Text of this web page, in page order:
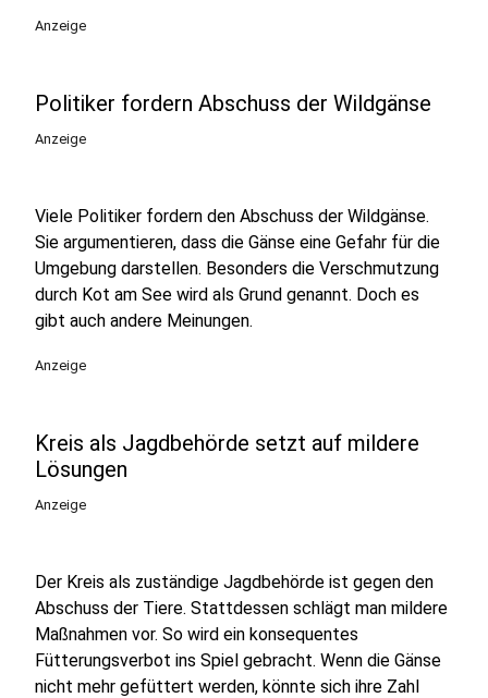
Anzeige
Politiker fordern Abschuss der Wildgänse
Anzeige
Viele Politiker fordern den Abschuss der Wildgänse.
Sie argumentieren, dass die Gänse eine Gefahr für die
Umgebung darstellen. Besonders die Verschmutzung
durch Kot am See wird als Grund genannt. Doch es
gibt auch andere Meinungen.
Anzeige
Kreis als Jagdbehörde setzt auf mildere
Lösungen
Anzeige
Der Kreis als zuständige Jagdbehörde ist gegen den
Abschuss der Tiere. Stattdessen schlägt man mildere
Maßnahmen vor. So wird ein konsequentes
Fütterungsverbot ins Spiel gebracht. Wenn die Gänse
nicht mehr gefüttert werden, könnte sich ihre Zahl